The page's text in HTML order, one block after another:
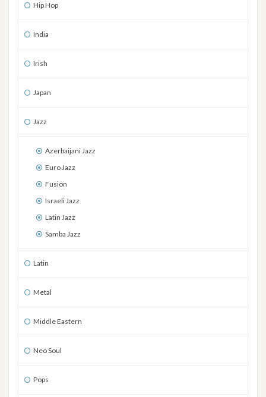
Hip Hop
India
Irish
Japan
Jazz
Azerbaijani Jazz
Euro Jazz
Fusion
Israeli Jazz
Latin Jazz
Samba Jazz
Latin
Metal
Middle Eastern
Neo Soul
Pops